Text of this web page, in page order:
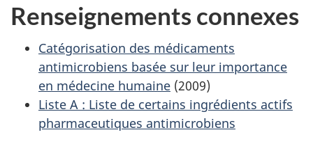
Renseignements connexes
Catégorisation des médicaments
antimicrobiens basée sur leur importance
en médecine humaine (2009)
Liste A : Liste de certains ingrédients actifs
pharmaceutiques antimicrobiens